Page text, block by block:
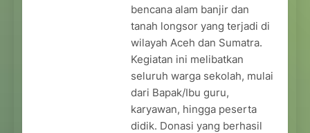
bencana alam banjir dan
tanah longsor yang terjadi di
wilayah Aceh dan Sumatra.
Kegiatan ini melibatkan
seluruh warga sekolah, mulai
dari Bapak/Ibu guru,
karyawan, hingga peserta
didik. Donasi yang berhasil